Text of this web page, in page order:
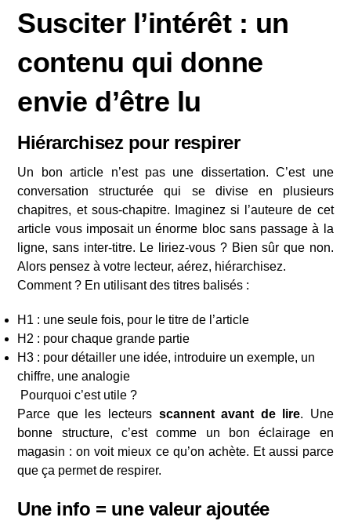
Susciter l’intérêt : un
contenu qui donne
envie d’être lu
Hiérarchisez pour respirer
Un bon article n’est pas une dissertation. C’est une
conversation structurée qui se divise en plusieurs
chapitres, et sous-chapitre. Imaginez si l’auteure de cet
article vous imposait un énorme bloc sans passage à la
ligne, sans inter-titre. Le liriez-vous ? Bien sûr que non.
Alors pensez à votre lecteur, aérez, hiérarchisez.
Comment ? En utilisant des titres balisés :
H1 : une seule fois, pour le titre de l’article
H2 : pour chaque grande partie
H3 : pour détailler une idée, introduire un exemple, un
chiffre, une analogie
️‍️ Pourquoi c’est utile ?
Parce que les lecteurs scannent avant de lire. Une
bonne structure, c’est comme un bon éclairage en
magasin : on voit mieux ce qu’on achète. Et aussi parce
que ça permet de respirer.
Une info = une valeur ajoutée